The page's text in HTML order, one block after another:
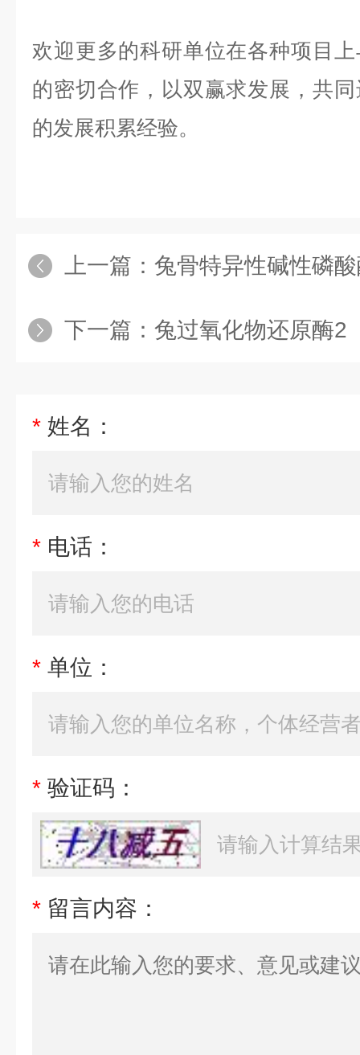
欢迎更多的科研单位在各种项目
的密切合作，以双赢求发展，共
的发展积累经验。
上一篇： 兔骨特异性碱性磷酸酶
下一篇： 兔过氧化物还原酶2（
* 姓名：
* 电话：
* 单位：
* 验证码：
* 留言内容：